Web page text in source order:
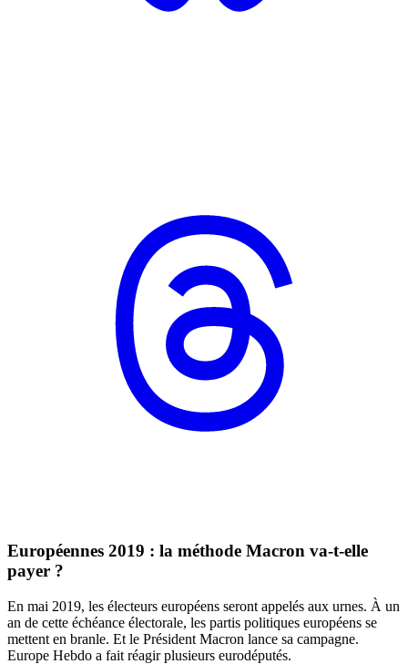
Européennes 2019 : la méthode Macron va-t-elle
payer ?
En mai 2019, les électeurs européens seront appelés aux urnes. À un
an de cette échéance électorale, les partis politiques européens se
mettent en branle. Et le Président Macron lance sa campagne.
Europe Hebdo a fait réagir plusieurs eurodéputés.